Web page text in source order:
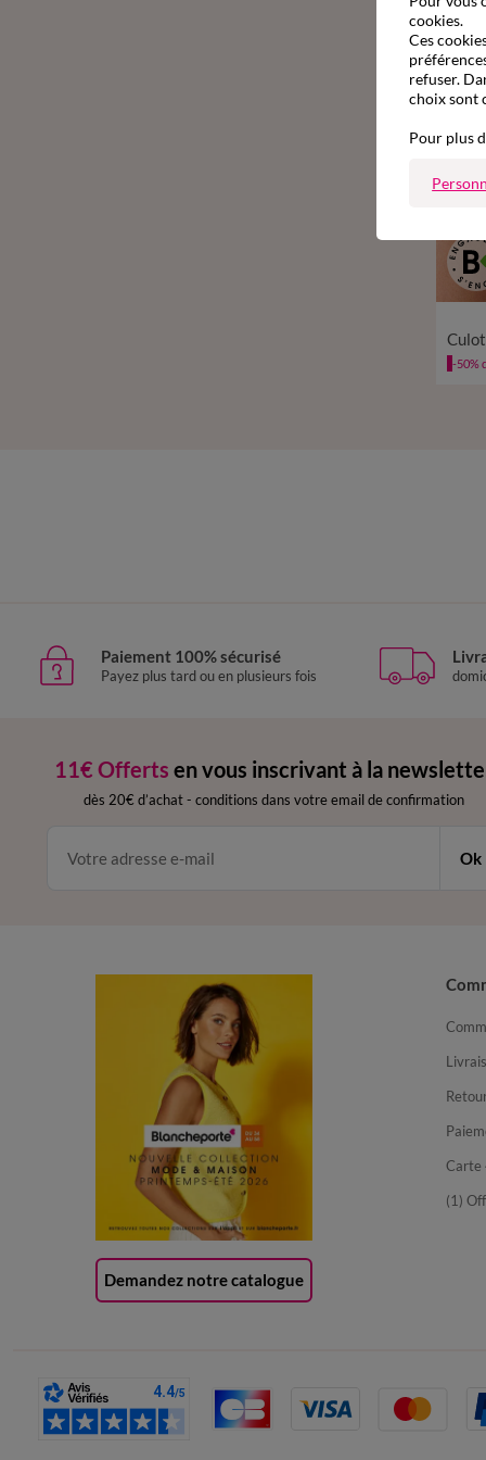
-50%
Paiement 100% sécurisé
Payez plus tard ou en plusieurs fois
11€ Offerts en vous inscrivant à la
dès 20€ d’achat - conditions dans votre email de confirmation
Ok
Demandez notre catalogue
Carte
(1)
cookies.
Ces
refuser.
choix sont
Pour plus